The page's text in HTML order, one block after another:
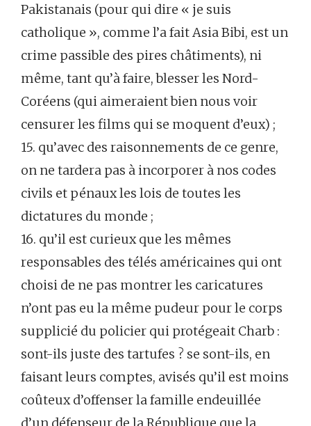
Pakistanais (pour qui dire « je suis
catholique », comme l’a fait Asia Bibi, est un
crime passible des pires châtiments), ni
même, tant qu’à faire, blesser les Nord-
Coréens (qui aimeraient bien nous voir
censurer les films qui se moquent d’eux) ;
15. qu’avec des raisonnements de ce genre,
on ne tardera pas à incorporer à nos codes
civils et pénaux les lois de toutes les
dictatures du monde ;
16. qu’il est curieux que les mêmes
responsables des télés américaines qui ont
choisi de ne pas montrer les caricatures
n’ont pas eu la même pudeur pour le corps
supplicié du policier qui protégeait Charb :
sont-ils juste des tartufes ? se sont-ils, en
faisant leurs comptes, avisés qu’il est moins
coûteux d’offenser la famille endeuillée
d’un défenseur de la République que la